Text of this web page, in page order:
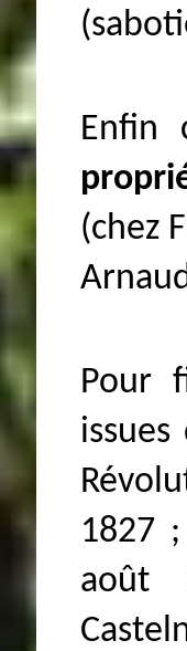
Enfin
(chez
Pour
1827
août